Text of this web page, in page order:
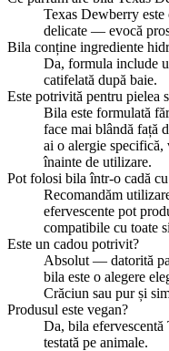
Texas Dewberry
delicate — evocă
Bila conține ingrediente
Da, formula include
catifelată după baie.
Este potrivită pentru pielea
Bila este formulată
face mai blândă față
ai o alergie
înainte de utilizare.
Pot folosi bila într-o cadă
Recomandăm
efervescente pot
compatibile cu toate
Este un cadou potrivit?
Absolut — datorită
bila este o alegere
Crăciun sau pur și
Produsul este vegan?
Da, bila efervescentă
testată pe animale.